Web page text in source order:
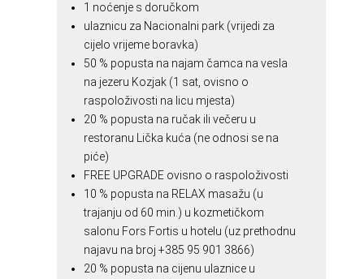
1 noćenje s doručkom
ulaznicu za Nacionalni park (vrijedi za
cijelo vrijeme boravka)
50 % popusta na najam čamca na vesla
na jezeru Kozjak (1 sat, ovisno o
raspoloživosti na licu mjesta)
20 % popusta na ručak ili večeru u
restoranu Lička kuća (ne odnosi se na
piće)
FREE UPGRADE ovisno o raspoloživosti
10 % popusta na RELAX masažu (u
trajanju od 60 min.) u kozmetičkom
salonu Fors Fortis u hotelu (uz prethodnu
najavu na broj +385 95 901 3866)
20 % popusta na cijenu ulaznice u